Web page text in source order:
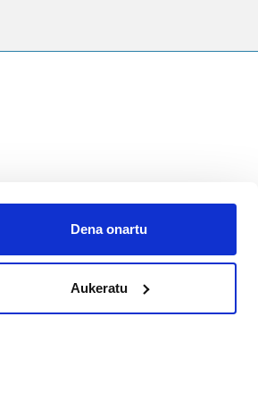
Dena onartu
Aukeratu